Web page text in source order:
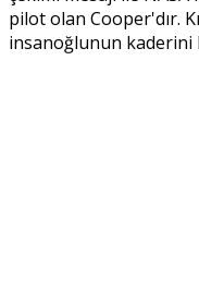
pilot olan Cooper'dır.
insanoğlunun kaderini